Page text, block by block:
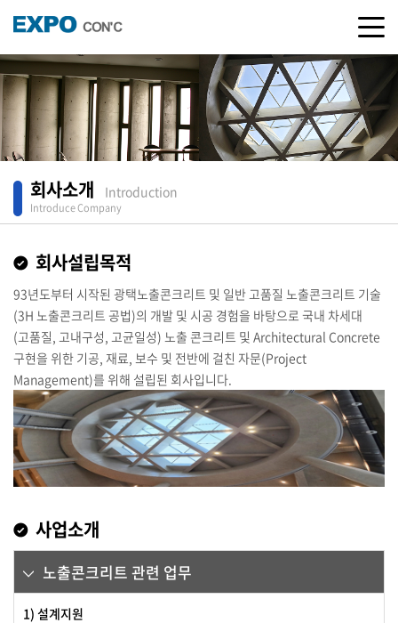
회사소개 Introduction
Introduce Company
회사설립목적
93년도부터 시작된 광택노출콘크리트 및 일반 고품질 노출콘크리트 기술
(3H 노출콘크리트 공법)의 개발 및 시공 경험을 바탕으로 국내 차세대
(고품질, 고내구성, 고균일성) 노출 콘크리트 및 Architectural Concrete
구현을 위한 기공, 재료, 보수 및 전반에 걸친 자문(Project
Management)를 위해 설립된 회사입니다.
사업소개
노출콘크리트 관련 업무
1) 설계지원